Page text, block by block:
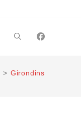
Toggle
website
> Girondins